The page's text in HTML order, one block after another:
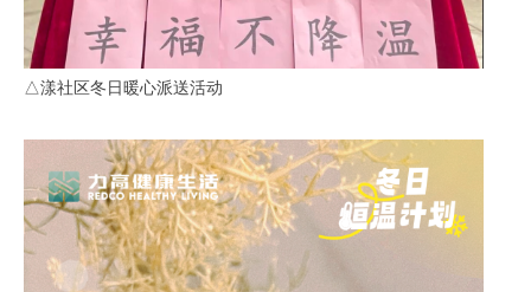
△漾社区冬日暖心派送活动